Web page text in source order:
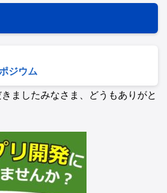
ジウム
ましたみなさま、どうもありがと